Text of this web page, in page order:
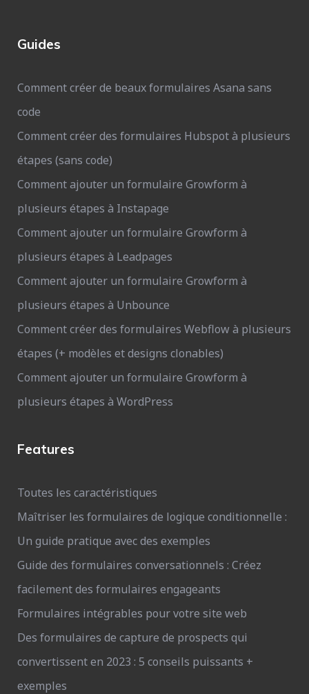
Guides
Comment créer de beaux formulaires Asana sans
code
Comment créer des formulaires Hubspot à plusieurs
étapes (sans code)
Comment ajouter un formulaire Growform à
plusieurs étapes à Instapage
Comment ajouter un formulaire Growform à
plusieurs étapes à Leadpages
Comment ajouter un formulaire Growform à
plusieurs étapes à Unbounce
Comment créer des formulaires Webflow à plusieurs
étapes (+ modèles et designs clonables)
Comment ajouter un formulaire Growform à
plusieurs étapes à WordPress
Features
Toutes les caractéristiques
Maîtriser les formulaires de logique conditionnelle :
Un guide pratique avec des exemples
Guide des formulaires conversationnels : Créez
facilement des formulaires engageants
Formulaires intégrables pour votre site web
Des formulaires de capture de prospects qui
convertissent en 2023 : 5 conseils puissants +
exemples